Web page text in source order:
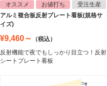
オススメ
お値打ち
受注生産
アルミ複合板反射プレート看板(規格サ
イズ)
¥9,460～
（税込）
反射機能で夜でもしっかり目立つ！反射
シートプレート看板